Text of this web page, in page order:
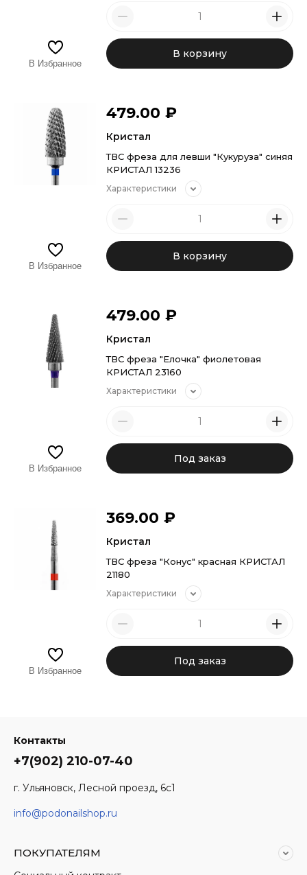
В корзину
В Избранное
479.00 ₽
Кристал
ТВС фреза для левши "Кукуруза" синяя
КРИСТАЛ 13236
Характеристики
В корзину
В Избранное
479.00 ₽
Кристал
ТВС фреза "Елочка" фиолетовая
КРИСТАЛ 23160
Характеристики
Под заказ
В Избранное
369.00 ₽
Кристал
ТВС фреза "Конус" красная КРИСТАЛ
21180
Характеристики
Под заказ
В Избранное
Контакты
+7(902) 210-07-40
г. Ульяновск, Лесной проезд, 6с1
info@podonailshop.ru
ПОКУПАТЕЛЯМ